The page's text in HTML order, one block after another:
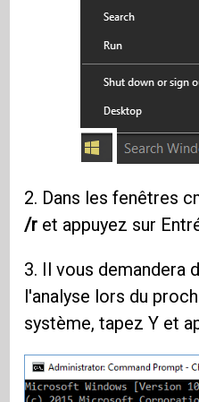
2. Dans les fenêtres
/r et appuyez sur
3. Il vous demandera
l'analyse lors du
système, tapez Y et